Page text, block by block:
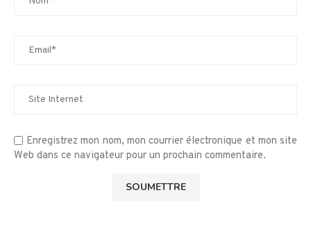
Enregistrez mon nom, mon courrier électronique et mon site
Web dans ce navigateur pour un prochain commentaire.